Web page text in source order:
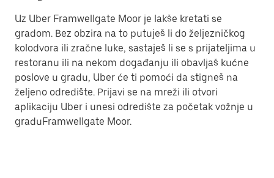
Uz Uber Framwellgate Moor je lakše kretati se
gradom. Bez obzira na to putuješ li do željezničkog
kolodvora ili zračne luke, sastaješ li se s prijateljima u
restoranu ili na nekom događanju ili obavljaš kućne
poslove u gradu, Uber će ti pomoći da stigneš na
željeno odredište. Prijavi se na mreži ili otvori
aplikaciju Uber i unesi odredište za početak vožnje u
graduFramwellgate Moor.